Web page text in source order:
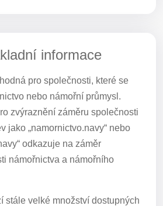
informace
pro společnosti, které se
nebo námořní průmysl.
zvýraznění záměru společnosti
jako „namornictvo.navy“ nebo
odkazuje na záměr
námořnictva a námořního
stále velké množství dostupných